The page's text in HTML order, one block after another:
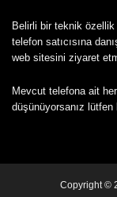
Belirli bir teknik
telefon satıcısına
web sitesini ziyaret
Mevcut telefona ait
düşünüyorsanız lütfen
Copyright ©